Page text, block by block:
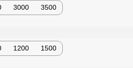
3000 3500
1200 1500